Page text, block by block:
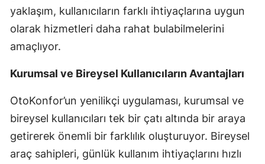
yaklaşım, kullanıcıların farklı ihtiyaçlarına uygun
olarak hizmetleri daha rahat bulabilmelerini
amaçlıyor.
Kurumsal ve Bireysel Kullanıcıların Avantajları
OtoKonfor’un yenilikçi uygulaması, kurumsal ve
bireysel kullanıcıları tek bir çatı altında bir araya
getirerek önemli bir farklılık oluşturuyor. Bireysel
araç sahipleri, günlük kullanım ihtiyaçlarını hızlı